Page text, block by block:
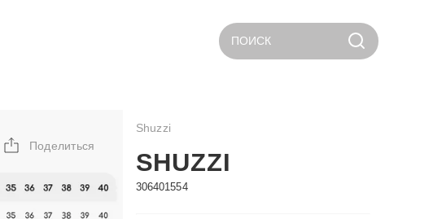
ПОИСК
Поделиться
Shuzzi
SHUZZI
306401554